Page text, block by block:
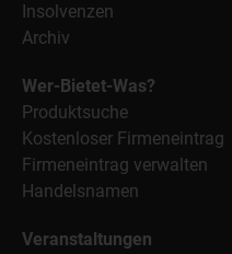
Insolvenzen
Archiv
Wer-Bietet-Was?
Produktsuche
Kostenloser Firmeneintrag
Firmeneintrag verwalten
Handelsnamen
Veranstaltungen